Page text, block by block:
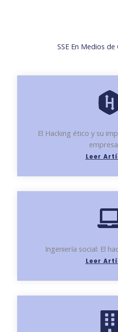
SSE En Medios
El Hacking ético y su
Leer
Ingeniería social: El
Leer